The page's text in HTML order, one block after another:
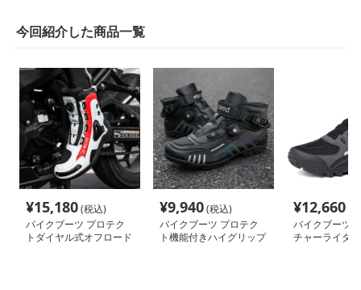
今回紹介した商品一覧
¥15,180(税込)
バイクブーツ プロテク
トダイヤル式オフロード
¥9,940(税込)
バイクブーツ プロテク
ト機能付きハイグリップ
¥12,660
バイクブーツ
チャーライダ